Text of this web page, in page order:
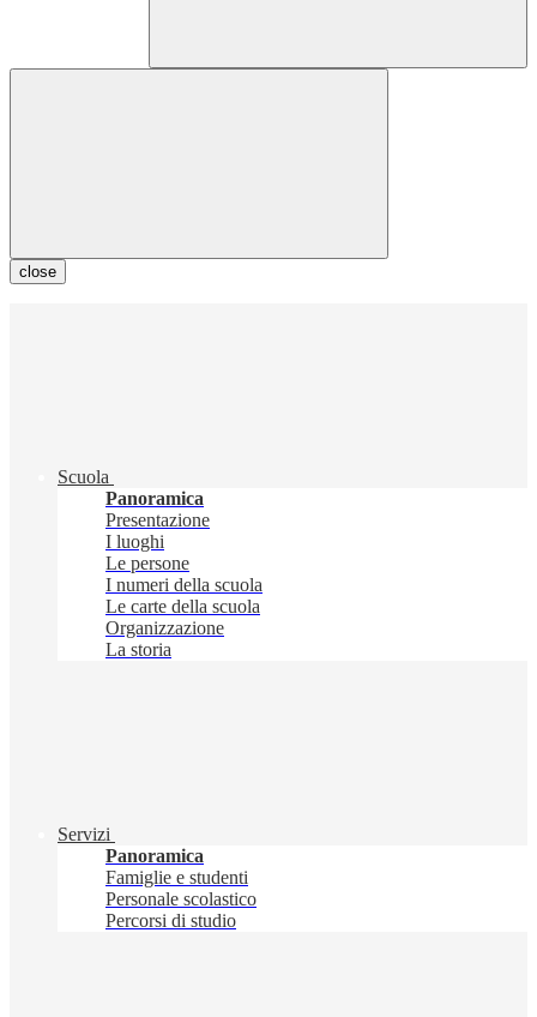
close
Scuola
Panoramica
Presentazione
I luoghi
Le persone
I numeri della scuola
Le carte della scuola
Organizzazione
La storia
Servizi
Panoramica
Famiglie e studenti
Personale scolastico
Percorsi di studio